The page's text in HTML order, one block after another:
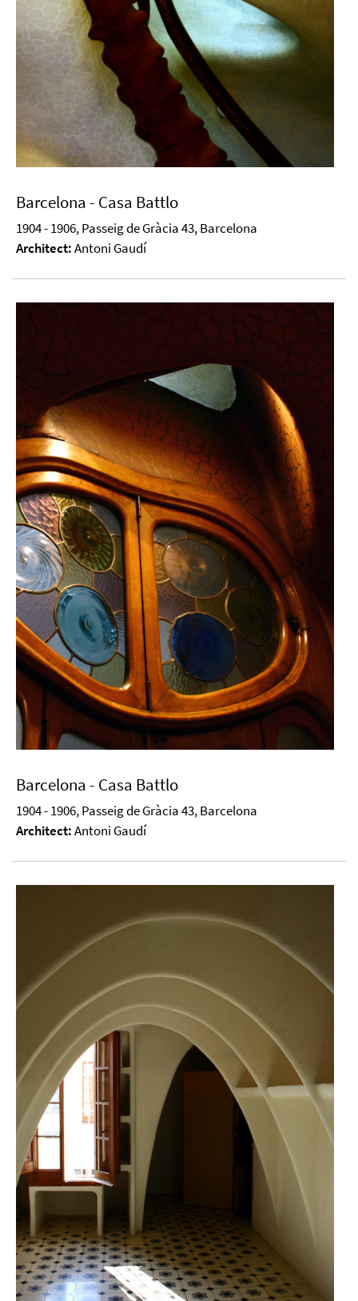
Barcelona - Casa Battlo
1904 - 1906, Passeig de Gràcia 43, Barcelona
Architect:Antoni Gaudí
Barcelona - Casa Battlo
1904 - 1906, Passeig de Gràcia 43, Barcelona
Architect:Antoni Gaudí